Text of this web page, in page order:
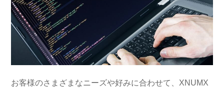
お客様のさまざまなニーズや好みに合わせて、XNUMX